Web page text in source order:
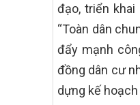
đạo, triển
“Toàn dân
đẩy mạnh
đồng dân cư
dựng kế